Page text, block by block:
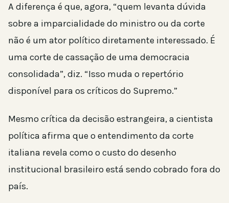
A diferença é que, agora, “quem levanta dúvida
sobre a imparcialidade do ministro ou da corte
não é um ator político diretamente interessado. É
uma corte de cassação de uma democracia
consolidada”, diz. “Isso muda o repertório
disponível para os críticos do Supremo.”
Mesmo crítica da decisão estrangeira, a cientista
política afirma que o entendimento da corte
italiana revela como o custo do desenho
institucional brasileiro está sendo cobrado fora do
país.